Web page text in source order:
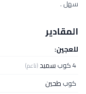
سهل .
المقادير
للعجين:
4 كوب
سميد(ناعم)
كوبطحين